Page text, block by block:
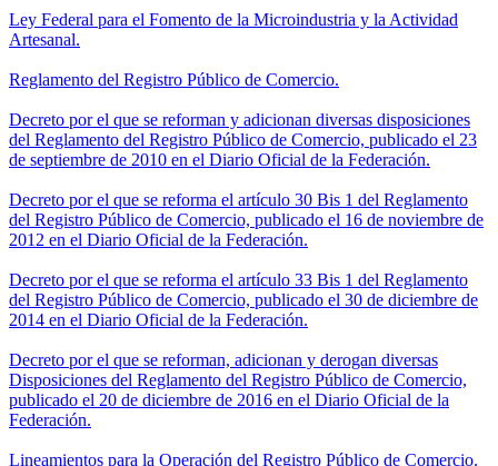
Ley Federal para el Fomento de la Microindustria y la Actividad
Artesanal.
Reglamento del Registro Público de Comercio.
Decreto por el que se reforman y adicionan diversas disposiciones
del Reglamento del Registro Público de Comercio, publicado el 23
de septiembre de 2010 en el Diario Oficial de la Federación.
Decreto por el que se reforma el artículo 30 Bis 1 del Reglamento
del Registro Público de Comercio, publicado el 16 de noviembre de
2012 en el Diario Oficial de la Federación.
Decreto por el que se reforma el artículo 33 Bis 1 del Reglamento
del Registro Público de Comercio, publicado el 30 de diciembre de
2014 en el Diario Oficial de la Federación.
Decreto por el que se reforman, adicionan y derogan diversas
Disposiciones del Reglamento del Registro Público de Comercio,
publicado el 20 de diciembre de 2016 en el Diario Oficial de la
Federación.
Lineamientos para la Operación del Registro Público de Comercio.